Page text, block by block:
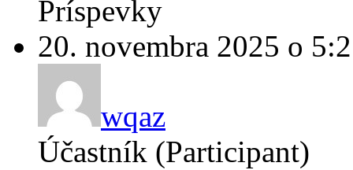
Príspevky
20. novembra 2025 o
wqaz
Účastník (Participant)